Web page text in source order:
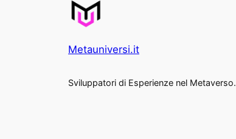
Metauniversi.it
Sviluppatori di Esperienze nel Metaverso.